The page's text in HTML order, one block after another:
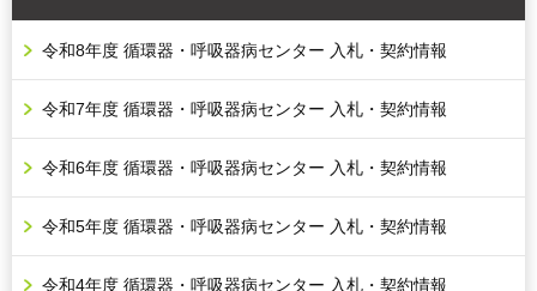
令和8年度 循環器・呼吸器病センター 入札・契約情報
令和7年度 循環器・呼吸器病センター 入札・契約情報
令和6年度 循環器・呼吸器病センター 入札・契約情報
令和5年度 循環器・呼吸器病センター 入札・契約情報
令和4年度 循環器・呼吸器病センター 入札・契約情報